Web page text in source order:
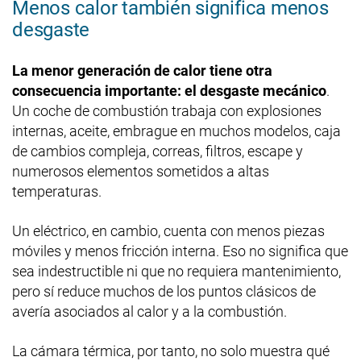
Menos calor también significa menos
desgaste
La menor generación de calor tiene otra
consecuencia importante: el desgaste mecánico.
Un coche de combustión trabaja con explosiones
internas, aceite, embrague en muchos modelos, caja
de cambios compleja, correas, filtros, escape y
numerosos elementos sometidos a altas
temperaturas.
Un eléctrico, en cambio, cuenta con menos piezas
móviles y menos fricción interna. Eso no significa que
sea indestructible ni que no requiera mantenimiento,
pero sí reduce muchos de los puntos clásicos de
avería asociados al calor y a la combustión.
La cámara térmica, por tanto, no solo muestra qué